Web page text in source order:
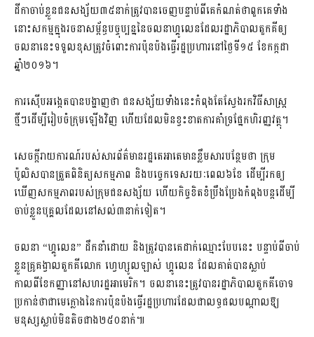
ដីកាចាប់ខ្លួនជនសង្ស័យ៣៥នាក់ត្រូវបានចេញបន្ទាប់ពីគេកំណត់ថាពួកគេទាំង
នោះសកម្មក្នុងរចនាសម្ព័ន្ធបច្ចុប្បន្ននៃចលនាហ្គូលេនដែលរដ្ឋាភិបាលតួកគីឲ្យ
ចលនានេះទទួលខុសត្រូវចំពោះការប៉ុនប៉ងធ្វើរដ្ឋប្រហារនៅថ្ងៃទី១៥ ខែកក្កដា
ឆ្នាំ២០១៦។
ការស៊ើបអង្កេតបានបង្ហាញថា ជនសង្ស័យទាំងនេះកំពុងតែស្វែងរកវិធីសាស្ត្រ
ថ្មីៗដើម្បីរៀបចំក្រុមឡើងវិញ ហើយដែលមិនខ្វះខាតការគាំទ្រផ្នែកហិរញ្ញវត្ថុ។
សេចក្តីរាយការណ៍របស់សារព័ត៌មានរដ្ឋតេអាតេមានខ្លឹមសារបន្ថែមថា ក្រុម
ប៉ូលិសបានត្រួតពិនិត្យសកម្មភាព និងបច្ចេកទេសរយៈពេល៦ខែ ដើម្បីរកឲ្យ
ឃើញសកម្មភាពរបស់ក្រុមជនសង្ស័យ ហើយកិច្ចខិតខំប្រឹងប្រែងកំពុងបន្តដើម្បី
ចាប់ខ្លួនបុគ្គលដែលនៅសល់៣នាក់ទៀត។
ចលនា “ហ្គូលេន” ដឹកនាំដោយ និងត្រូវបានគេដាក់ឈ្មោះបែបនេះ បន្ទាប់ពីចាប់
ខ្លួនគ្រូគង្វាលតួកគីលោក ហ្វេហ្សូលឡាស់ ហ្គូលេន ដែលគាត់បានស្លាប់
កាលពីខែកញ្ញានៅសហរដ្ឋអាមេរិក។ ចលនានេះត្រូវបានរដ្ឋាភិបាលតួកគីចោទ
ប្រកាន់ថាជាមេក្លោងនៃការប៉ុនប៉ងធ្វើរដ្ឋប្រហារដែលជាលទ្ធផលបណ្តាលឱ្យ
មនុស្សស្លាប់មិនតិចជាង២៥០នាក់៕